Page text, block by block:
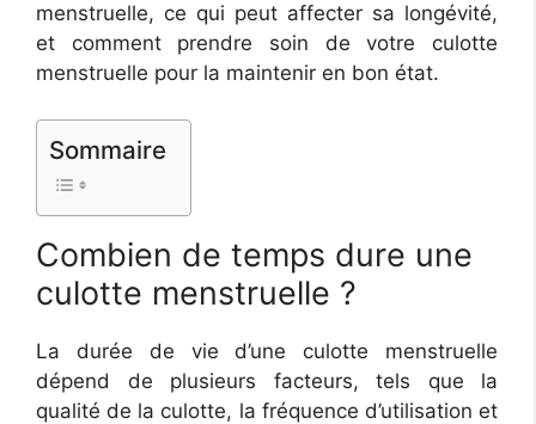
menstruelle, ce qui peut affecter sa longévité,
et comment prendre soin de votre culotte
menstruelle pour la maintenir en bon état.
Sommaire
Combien de temps dure une
culotte menstruelle ?
La durée de vie d’une culotte menstruelle
dépend de plusieurs facteurs, tels que la
qualité de la culotte, la fréquence d’utilisation et